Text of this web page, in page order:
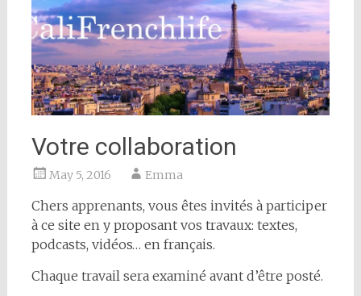
Votre collaboration
May 5, 2016 Emma
Chers apprenants, vous êtes invités à participer
à ce site en y proposant vos travaux: textes,
podcasts, vidéos… en français.
Chaque travail sera examiné avant d’être posté.